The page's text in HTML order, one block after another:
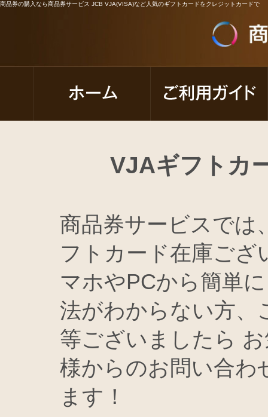
商品券の購入なら商品券サービス JCB VJA(VISA)など人気のギフトカードをクレジットカードで
VJAギフトカ
商品券サービスでは
フトカード在庫ござ
マホやPCから簡単
法がわからない方、
等ございましたら
様からのお問い合わ
ます！